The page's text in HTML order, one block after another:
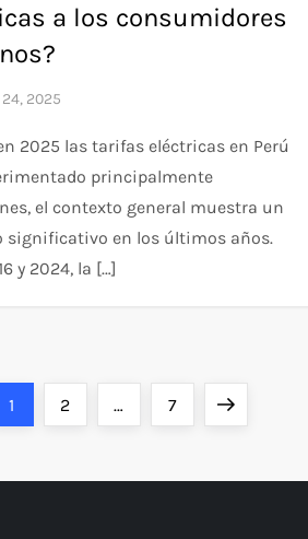
a los consumidores
2025 las tarifas eléctricas en Perú
principalmente
el contexto general muestra un
significativo en los últimos años.
y 2024, la […]
Page
1 Page
2 … Page
7 Next